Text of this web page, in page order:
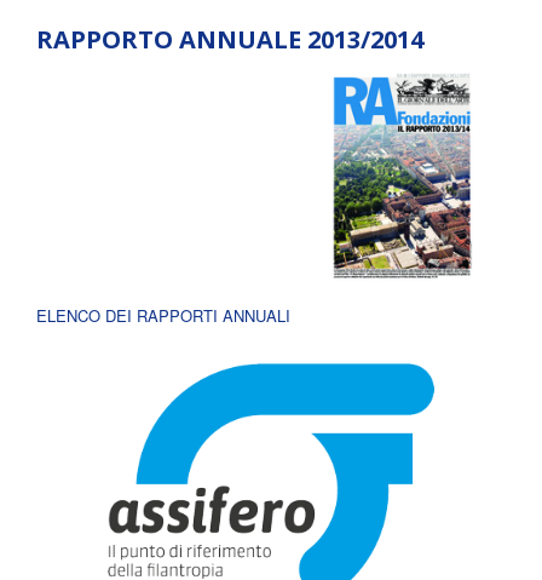
RAPPORTO ANNUALE 2013/2014
ELENCO DEI RAPPORTI ANNUALI